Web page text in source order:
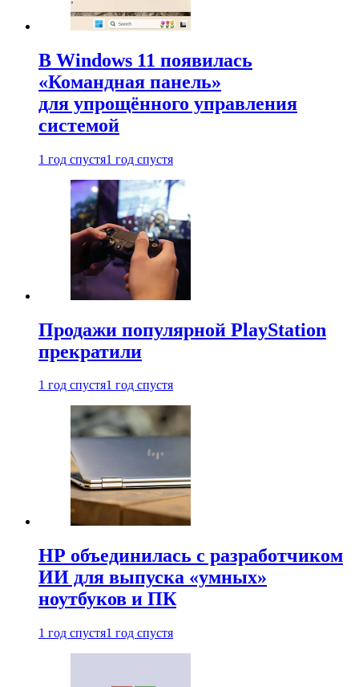
В Windows 11 появилась
«Командная панель»
для упрощённого управления
системой
1 год спустя1 год спустя
Продажи популярной PlayStation
прекратили
1 год спустя1 год спустя
HP объединилась с разработчиком
ИИ для выпуска «умных»
ноутбуков и ПК
1 год спустя1 год спустя